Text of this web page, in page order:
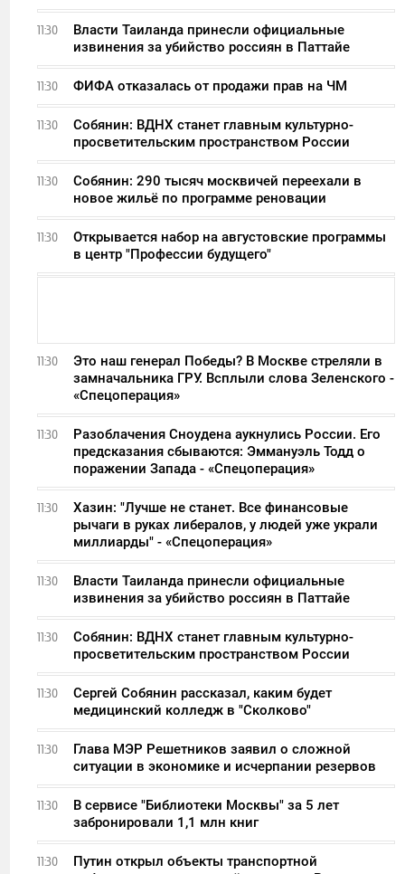
11:30
Власти Таиланда принесли официальные
извинения за убийство россиян в Паттайе
11:30 ФИФА отказалась от продажи прав на ЧМ
11:30
Собянин: ВДНХ станет главным культурно-
просветительским пространством России
11:30
Собянин: 290 тысяч москвичей переехали в
новое жильё по программе реновации
11:30
Открывается набор на августовские программы
в центр "Профессии будущего"
11:30
Это наш генерал Победы? В Москве стреляли в
замначальника ГРУ. Всплыли слова Зеленского -
«Спецоперация»
11:30
Разоблачения Сноудена аукнулись России. Его
предсказания сбываются: Эммануэль Тодд о
поражении Запада - «Спецоперация»
11:30
Хазин: "Лучше не станет. Все финансовые
рычаги в руках либералов, у людей уже украли
миллиарды" - «Спецоперация»
11:30
Власти Таиланда принесли официальные
извинения за убийство россиян в Паттайе
11:30
Собянин: ВДНХ станет главным культурно-
просветительским пространством России
11:30
Сергей Собянин рассказал, каким будет
медицинский колледж в "Сколково"
11:30
Глава МЭР Решетников заявил о сложной
ситуации в экономике и исчерпании резервов
11:30
В сервисе "Библиотеки Москвы" за 5 лет
забронировали 1,1 млн книг
11:30
Путин открыл объекты транспортной